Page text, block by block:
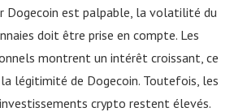
Dogecoin est palpable, la volatilité du
doit être prise en compte. Les
montrent un intérêt croissant, ce
légitimité de Dogecoin. Toutefois, les
crypto restent élevés.